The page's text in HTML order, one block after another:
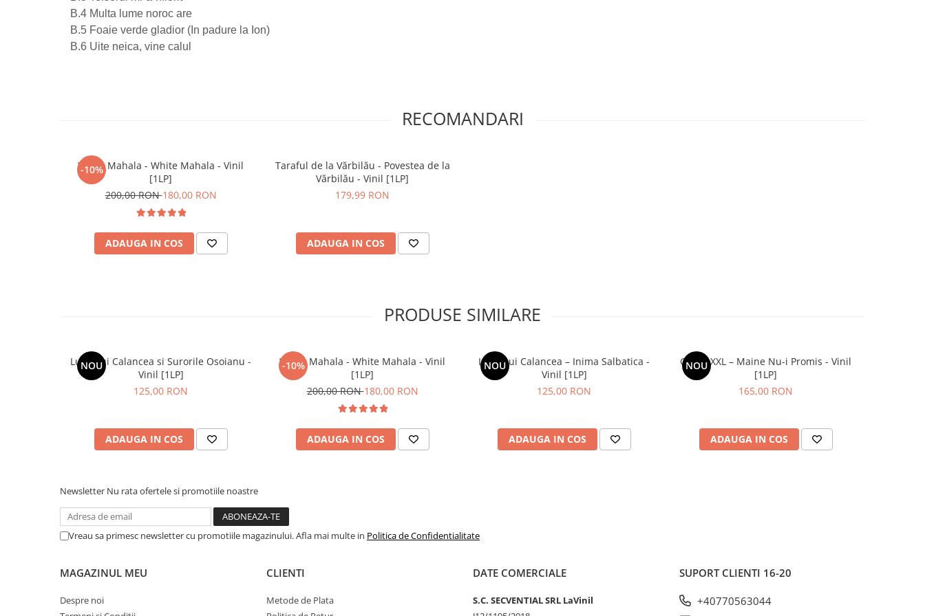
B.4 Multa lume noroc are
B.5 Foaie verde gladior (In padure la Ion)
B.6 Uite neica, vine calul
RECOMANDARI
-10%
White Mahala - White Mahala - Vinil
[1LP]
200,00 RON180,00 RON
ADAUGA IN COS
Taraful de la Vărbilău - Povestea de la
Vărbilău - Vinil [1LP]
179,99 RON
ADAUGA IN COS
PRODUSE SIMILARE
NOU
Lupii Lui Calancea si Surorile Osoianu -
Vinil [1LP]
125,00 RON
ADAUGA IN COS
-10%
White Mahala - White Mahala - Vinil
[1LP]
200,00 RON180,00 RON
ADAUGA IN COS
NOU
Lupii Lui Calancea – Inima Salbatica -
Vinil [1LP]
125,00 RON
ADAUGA IN COS
NOU
Grasu XXL – Maine Nu-i Promis - Vinil
[1LP]
165,00 RON
ADAUGA IN COS
Newsletter Nu rata ofertele si promotiile noastre
Vreau sa primesc newsletter cu promotiile magazinului. Afla mai multe in Politica de Confidentialitate
MAGAZINUL MEU
Despre noi
CLIENTI
Metode de Plata
DATE COMERCIALE
S.C. SECVENTIAL SRL LaVinil
SUPORT CLIENTI 16-20
+40770563044